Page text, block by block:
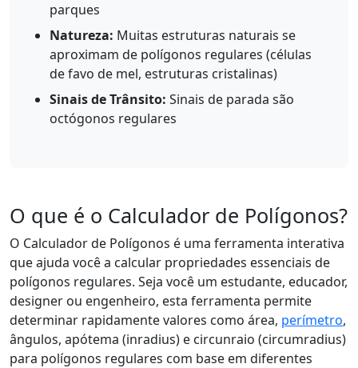
parques
Natureza: Muitas estruturas naturais se
aproximam de polígonos regulares (células
de favo de mel, estruturas cristalinas)
Sinais de Trânsito: Sinais de parada são
octógonos regulares
O que é o Calculador de Polígonos?
O Calculador de Polígonos é uma ferramenta interativa
que ajuda você a calcular propriedades essenciais de
polígonos regulares. Seja você um estudante, educador,
designer ou engenheiro, esta ferramenta permite
determinar rapidamente valores como área, perímetro,
ângulos, apótema (inradius) e circunraio (circumradius)
para polígonos regulares com base em diferentes